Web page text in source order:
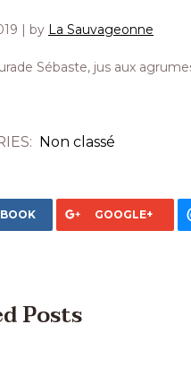
| by La Sauvageonne
Sébaste, jus aux
Non classé
GOOGLE+
Posts